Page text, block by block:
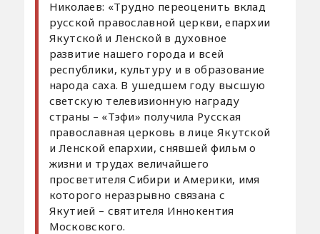
Николаев: «Трудно переоценить вклад
русской православной церкви, епархии
Якутской и Ленской в духовное
развитие нашего города и всей
республики, культуру и в образование
народа саха. В ушедшем году высшую
светскую телевизионную награду
страны – «Тэфи» получила Русская
православная церковь в лице Якутской
и Ленской епархии, снявшей фильм о
жизни и трудах величайшего
просветителя Сибири и Америки, имя
которого неразрывно связана с
Якутией – святителя Иннокентия
Московского.